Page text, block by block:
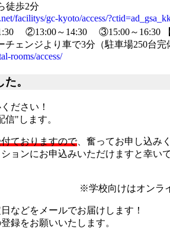
徒歩2分
facilitys/gc-kyoto/access/
②13:00～14:30 ③15:00～16:30
チェンジより車で3分（駐車場250台完
rooms/access/
。
ださい！
"します。
ておりますので、奮ってお申し込み
ョンにお申込みいただけますと幸いで
※学校向けはオンラ
などをメールでお届けします！
録をお願いいたします。